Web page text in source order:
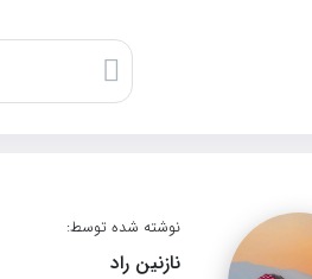
نوشته شده توسط:
نازنین راد